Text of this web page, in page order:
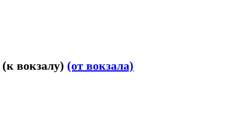
(к вокзалу) (от вокзала)